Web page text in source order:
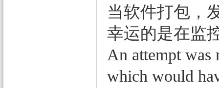
当软件打包，
幸运的是在监
An attempt was
which would